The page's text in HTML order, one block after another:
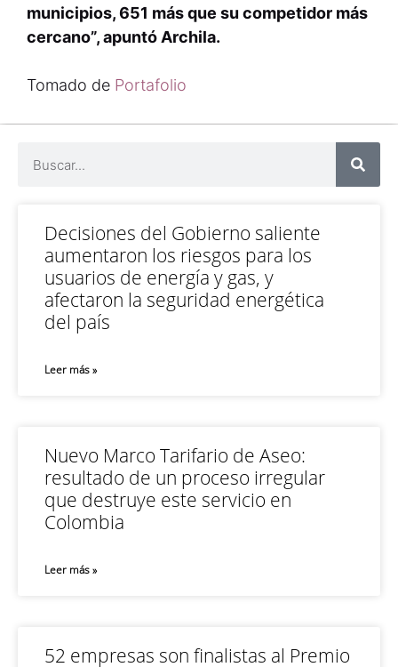
municipios, 651 más que su competidor más
cercano”, apuntó Archila.
Tomado de Portafolio
Decisiones del Gobierno saliente
aumentaron los riesgos para los
usuarios de energía y gas, y
afectaron la seguridad energética
del país
Leer más »
Nuevo Marco Tarifario de Aseo:
resultado de un proceso irregular
que destruye este servicio en
Colombia
Leer más »
52 empresas son finalistas al Premio